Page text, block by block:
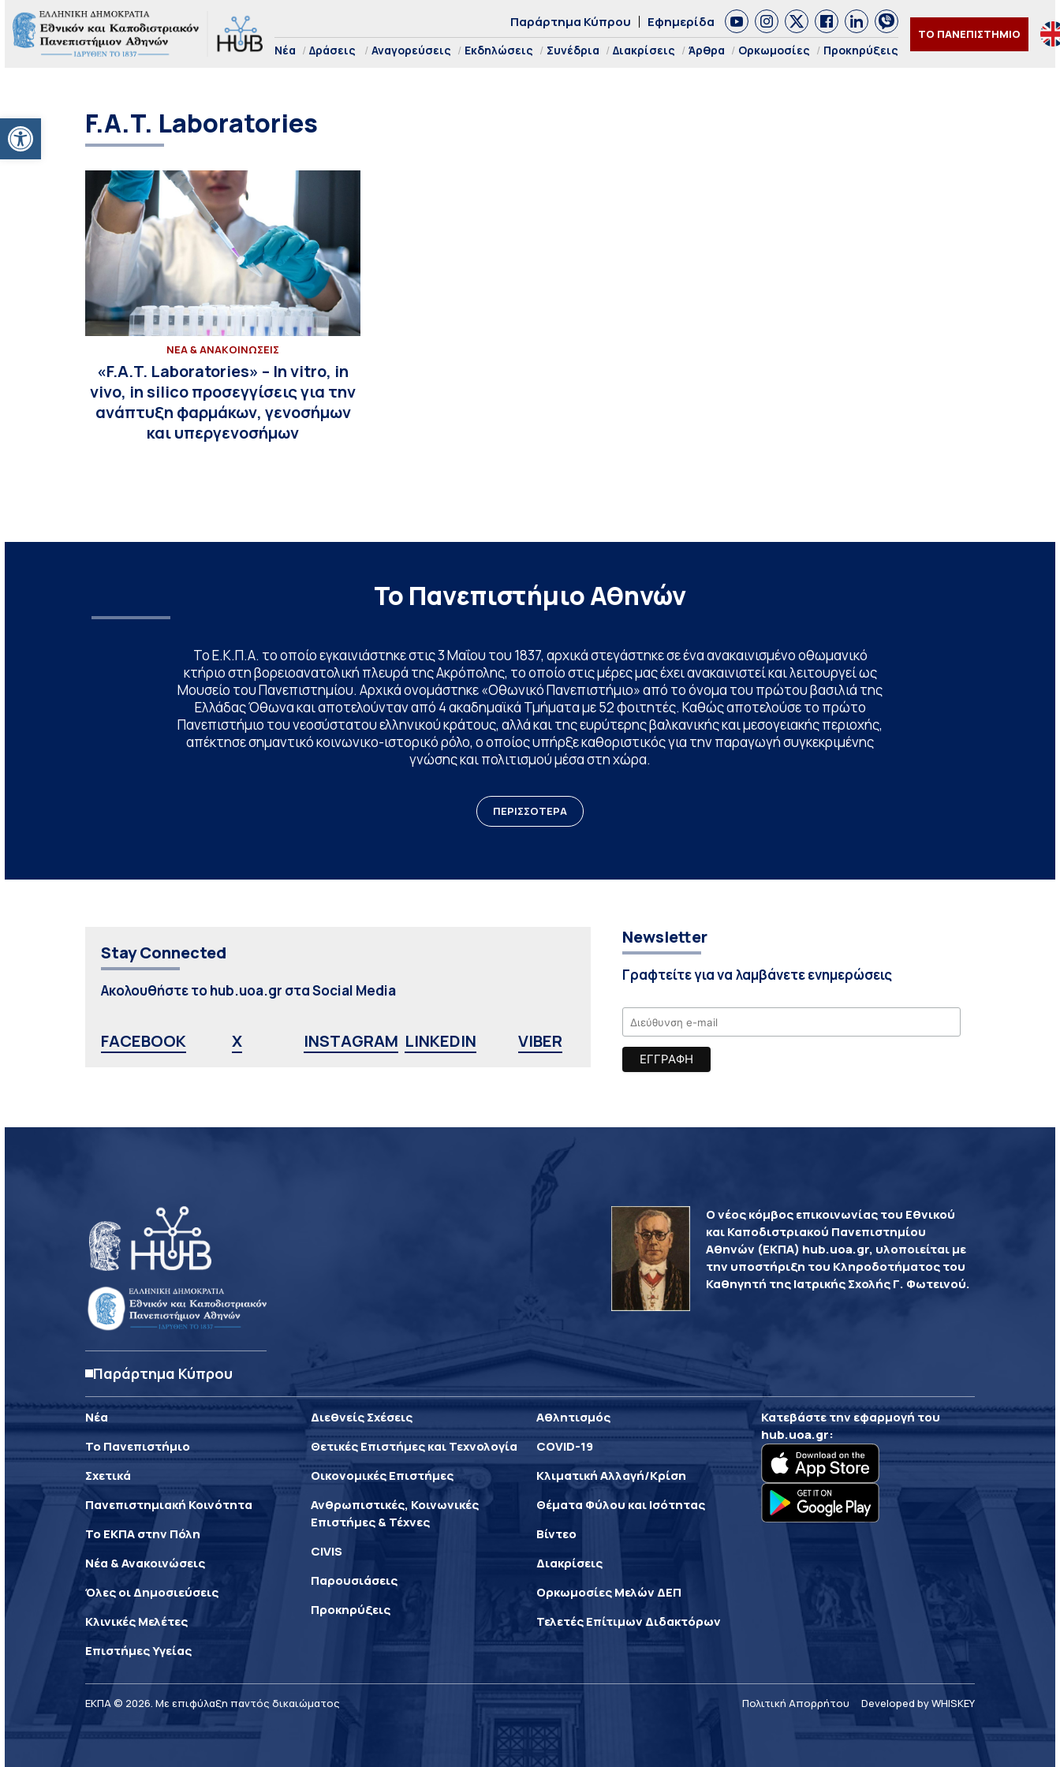
Ανοίξτε τη γραμμή εργαλείων
Παράρτημα Κύπρου Εφημερίδα
Νέα Δράσεις Αναγορεύσεις Εκδηλώσεις Συνέδρια Διακρίσεις Άρθρα Ορκωμοσίες Προκηρύξεις
ΤΟ ΠΑΝΕΠΙΣΤΗΜΙΟ
F.A.T. Laboratories
ΝΕΑ & ΑΝΑΚΟΙΝΩΣΕΙΣ
«F.A.T. Laboratories» – In vitro, in
vivo, in silico προσεγγίσεις για την
ανάπτυξη φαρμάκων, γενοσήμων
και υπεργενοσήμων
Το Πανεπιστήμιο Αθηνών
Το Ε.Κ.Π.Α. το οποίο εγκαινιάστηκε στις 3 Μαΐου του 1837, αρχικά στεγάστηκε σε ένα ανακαινισμένο οθωμανικό
κτήριο στη βορειοανατολική πλευρά της Ακρόπολης, το οποίο στις μέρες μας έχει ανακαινιστεί και λειτουργεί ως
Μουσείο του Πανεπιστημίου. Αρχικά ονομάστηκε «Οθωνικό Πανεπιστήμιο» από το όνομα του πρώτου βασιλιά της
Ελλάδας Όθωνα και αποτελούνταν από 4 ακαδημαϊκά Τμήματα με 52 φοιτητές. Καθώς αποτελούσε το πρώτο
Πανεπιστήμιο του νεοσύστατου ελληνικού κράτους, αλλά και της ευρύτερης βαλκανικής και μεσογειακής περιοχής,
απέκτησε σημαντικό κοινωνικο-ιστορικό ρόλο, ο οποίος υπήρξε καθοριστικός για την παραγωγή συγκεκριμένης
γνώσης και πολιτισμού μέσα στη χώρα.
ΠΕΡΙΣΣΟΤΕΡΑ
Stay Connected
Ακολουθήστε το hub.uoa.gr στα Social Media
FACEBOOK X INSTAGRAM LINKEDIN VIBER
Newsletter
Γραφτείτε για να λαμβάνετε ενημερώσεις
Παράρτημα Κύπρου
Ο νέος κόμβος επικοινωνίας του Εθνικού
και Καποδιστριακού Πανεπιστημίου
Αθηνών (ΕΚΠΑ) hub.uoa.gr, υλοποιείται με
την υποστήριξη του Κληροδοτήματος του
Καθηγητή της Ιατρικής Σχολής Γ. Φωτεινού.
Νέα
Το Πανεπιστήμιο
Σχετικά
Πανεπιστημιακή Κοινότητα
Το ΕΚΠΑ στην Πόλη
Νέα & Ανακοινώσεις
Όλες οι Δημοσιεύσεις
Κλινικές Μελέτες
Επιστήμες Υγείας
Διεθνείς Σχέσεις
Θετικές Επιστήμες και Τεχνολογία
Οικονομικές Επιστήμες
Ανθρωπιστικές, Κοινωνικές
Επιστήμες & Τέχνες
CIVIS
Παρουσιάσεις
Προκηρύξεις
Αθλητισμός
COVID-19
Κλιματική Αλλαγή/Κρίση
Θέματα Φύλου και Ισότητας
Βίντεο
Διακρίσεις
Ορκωμοσίες Μελών ΔΕΠ
Τελετές Επίτιμων Διδακτόρων
Κατεβάστε την εφαρμογή του
hub.uoa.gr:
ΕΚΠΑ © 2026. Με επιφύλαξη παντός δικαιώματος Πολιτική Απορρήτου Developed by WHISKEY